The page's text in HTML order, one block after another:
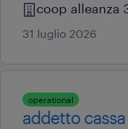
coop alleanza
31 luglio 2026
operational
addetto